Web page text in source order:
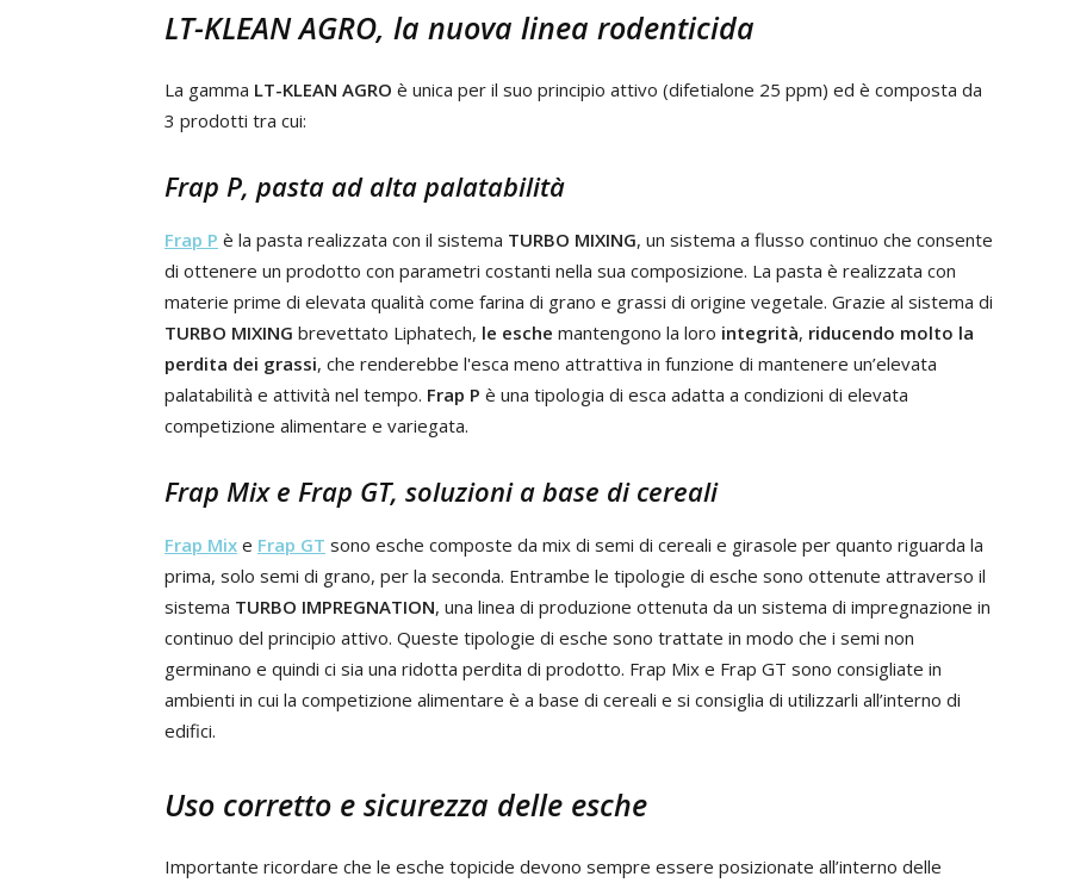
LT-KLEAN AGRO, la nuova linea rodenticida
La gamma LT-KLEAN AGRO è unica per il suo principio attivo (difetialone 25 ppm) ed è composta da
3 prodotti tra cui:
Frap P, pasta ad alta palatabilità
Frap P è la pasta realizzata con il sistema TURBO MIXING, un sistema a flusso continuo che consente
di ottenere un prodotto con parametri costanti nella sua composizione. La pasta è realizzata con
materie prime di elevata qualità come farina di grano e grassi di origine vegetale. Grazie al sistema di
TURBO MIXING brevettato Liphatech, le esche mantengono la loro integrità, riducendo molto la
perdita dei grassi, che renderebbe l'esca meno attrattiva in funzione di mantenere un’elevata
palatabilità e attività nel tempo. Frap P è una tipologia di esca adatta a condizioni di elevata
competizione alimentare e variegata.
Frap Mix e Frap GT, soluzioni a base di cereali
Frap Mix e Frap GT sono esche composte da mix di semi di cereali e girasole per quanto riguarda la
prima, solo semi di grano, per la seconda. Entrambe le tipologie di esche sono ottenute attraverso il
sistema TURBO IMPREGNATION, una linea di produzione ottenuta da un sistema di impregnazione in
continuo del principio attivo. Queste tipologie di esche sono trattate in modo che i semi non
germinano e quindi ci sia una ridotta perdita di prodotto. Frap Mix e Frap GT sono consigliate in
ambienti in cui la competizione alimentare è a base di cereali e si consiglia di utilizzarli all’interno di
edifici.
Uso corretto e sicurezza delle esche
Importante ricordare che le esche topicide devono sempre essere posizionate all’interno delle